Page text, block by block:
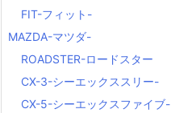
FIT-フィット-
MAZDA-マツダ-
ROADSTER-ロードスター
CX-3-シーエックススリー-
CX-5-シーエックスファイブ-